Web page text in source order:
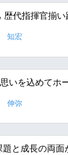
歴代指揮官揃い
知宏
いを込めてホ
伸弥
と成長の両